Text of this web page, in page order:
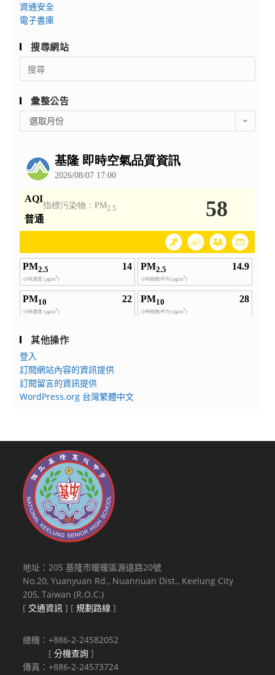
資通安全
電子書庫
搜尋網站
Search
for:
彙整公告
整
選取月份
其他操作
登入
訂閱網站內容的資訊提供
訂閱留言的資訊提供
WordPress.org 台灣繁體中文
地址：205 基隆市暖暖區源遠路20號
No.20, Yuanyuan Rd., Nuannuan Dist., Keelung City
205, Taiwan (R.O.C.)
[ 交通資訊 ] [規劃路線 ]
總機：+886-2-24582052
[分機查詢 ]
傳真：+886-2-24573724